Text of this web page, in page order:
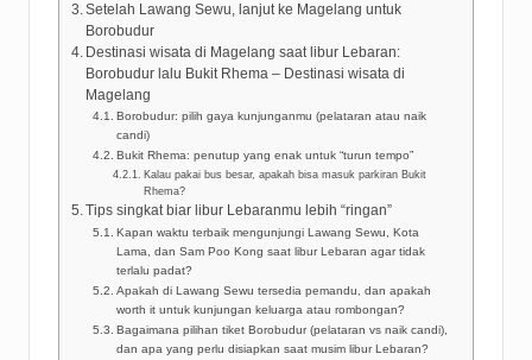
Setelah Lawang Sewu, lanjut ke Magelang untuk
Borobudur
Destinasi wisata di Magelang saat libur Lebaran:
Borobudur lalu Bukit Rhema – Destinasi wisata di
Magelang
Borobudur: pilih gaya kunjunganmu (pelataran atau naik
candi)
Bukit Rhema: penutup yang enak untuk “turun tempo”
Kalau pakai bus besar, apakah bisa masuk parkiran Bukit
Rhema?
Tips singkat biar libur Lebaranmu lebih “ringan”
Kapan waktu terbaik mengunjungi Lawang Sewu, Kota
Lama, dan Sam Poo Kong saat libur Lebaran agar tidak
terlalu padat?
Apakah di Lawang Sewu tersedia pemandu, dan apakah
worth it untuk kunjungan keluarga atau rombongan?
Bagaimana pilihan tiket Borobudur (pelataran vs naik candi),
dan apa yang perlu disiapkan saat musim libur Lebaran?